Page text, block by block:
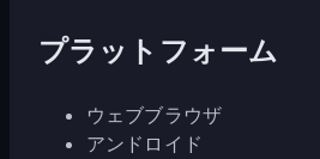
プラットフォーム
ウェブブラウザ
アンドロイド